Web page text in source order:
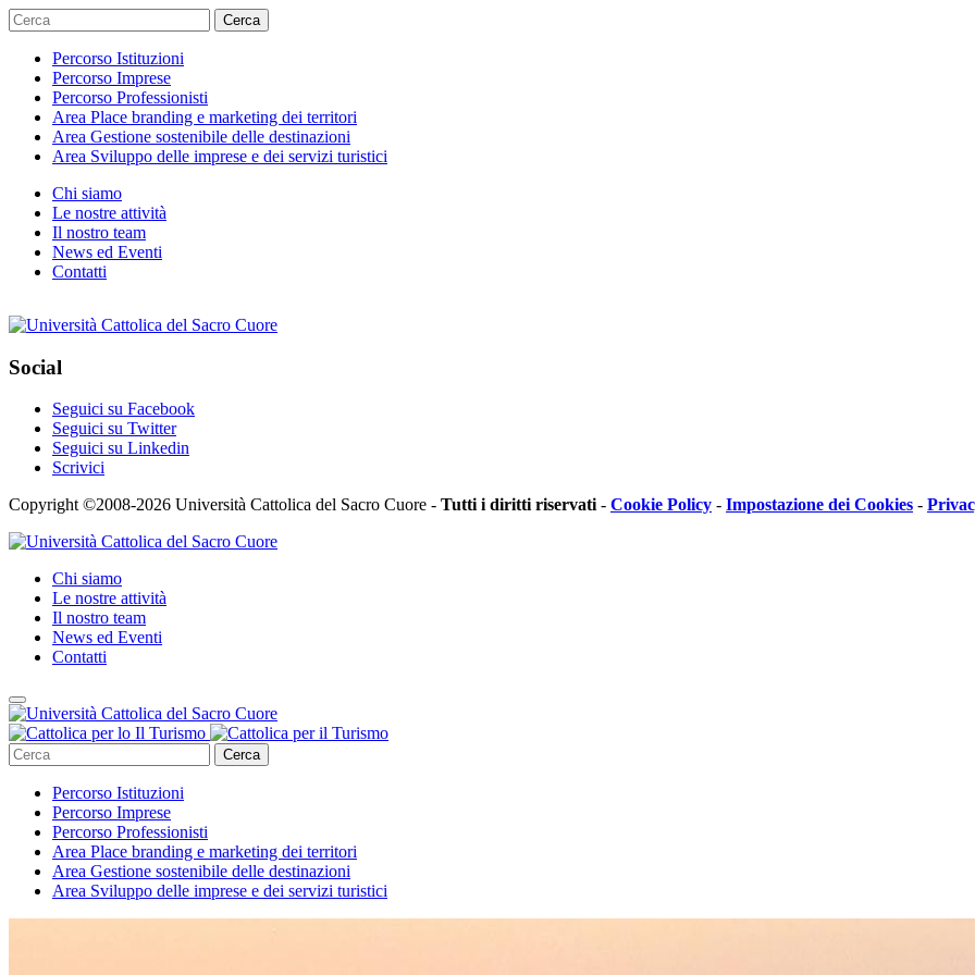
Cerca
Percorso Istituzioni
Percorso Imprese
Percorso Professionisti
Area Place branding e marketing dei territori
Area Gestione sostenibile delle destinazioni
Area Sviluppo delle imprese e dei servizi turistici
Chi siamo
Le nostre attività
Il nostro team
News ed Eventi
Contatti
Social
Seguici su Facebook
Seguici su Twitter
Seguici su Linkedin
Scrivici
Copyright ©2008-2026 Università Cattolica del Sacro Cuore - Tutti i diritti riservati- Cookie Policy - Impostazione dei Cookies -
Chi siamo
Le nostre attività
Il nostro team
News ed Eventi
Contatti
Cerca
Percorso Istituzioni
Percorso Imprese
Percorso Professionisti
Area Place branding e marketing dei territori
Area Gestione sostenibile delle destinazioni
Area Sviluppo delle imprese e dei servizi turistici